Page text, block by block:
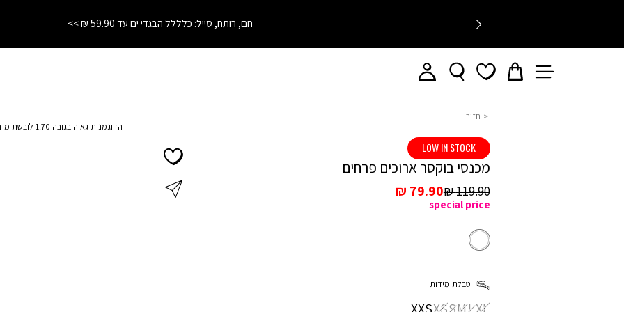
התחרטת? לא נורא! החזרות והחלפות עד 21 יום בחנויות הרשת
חזור
LOW IN STOCK
מכנסי בוקסר ארוכים פרחים
מחיר
מכירה
79.90 ₪
מחיר
רגיל
119.90 ₪
special price
צבע
לבן
לבן
טבלת מידות
מידה
הדוגמנית גאיה בגובה 1.70 לובשת מידה S
מכנסיים
ארוכים